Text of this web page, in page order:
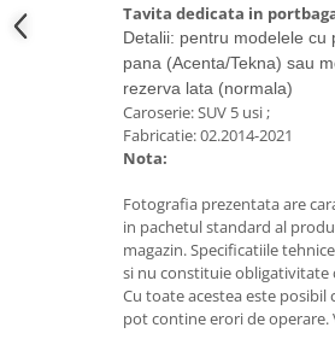
Senzori parcare auto
Echipamente atelier
Consumabile Service
Instrumente Atelier
Set clipsuri auto de plastic
Piese si accesorii
Amortizoare hayon
Accesorii auto
Incalzire scaune
Tavita dedicata in
Detalii: pentru modelele
pana (Acenta/Tekna) sau
rezerva lata (normala)
Caroserie: SUV 5 usi ;
Fabricatie: 02.2014-2021
Nota:
Fotografia prezentata are
in pachetul standard al
magazin. Specificatiile
si nu constituie obligativitate
Cu toate acestea este posibil
pot contine erori de